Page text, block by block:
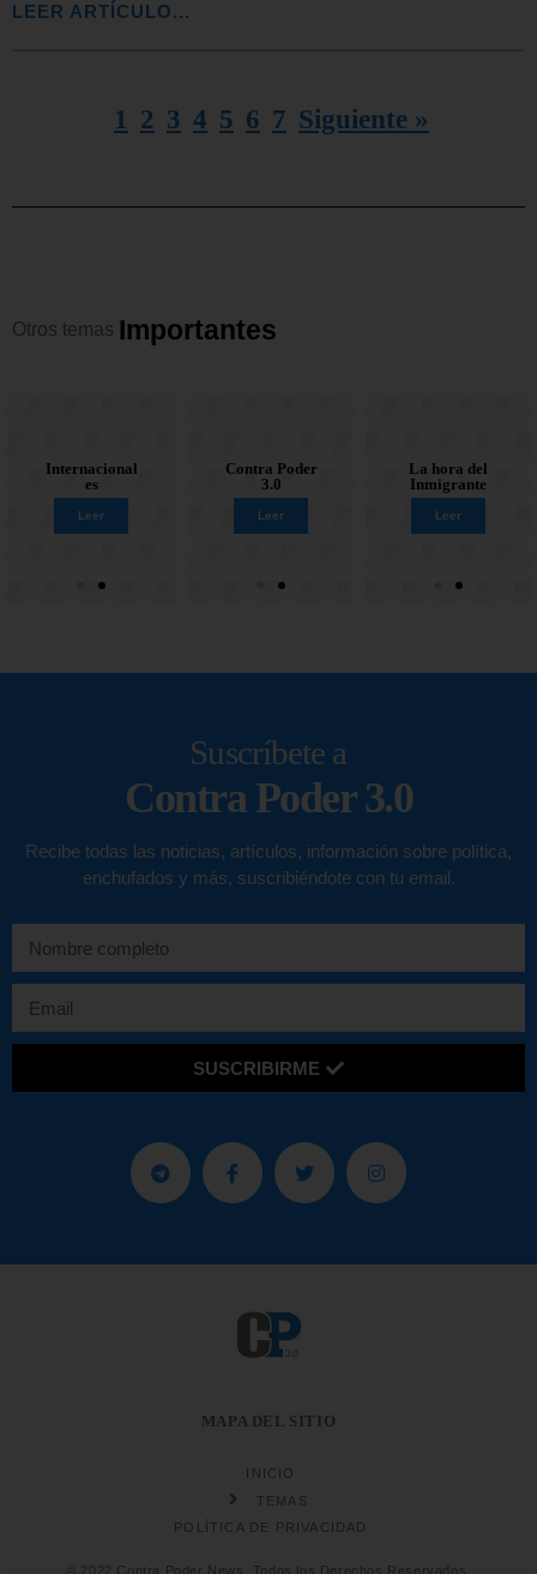
LEER ARTÍCULO...
1 2 3 4 5 6 7 Siguiente »
Otros temas Importantes
Nacionales
Internacional
es
Leer
Contra Poder
3.0
Leer
Opinión
Contra Poder
3.0
Leer
Corruptos en
la mira
La hora del
Inmigrante
Leer
Corruptos en
la mira
Leer
Suscríbete a
Contra Poder 3.0
Recibe todas las noticias, artículos, información sobre política,
enchufados y más, suscribiéndote con tu email.
SUSCRIBIRME
MAPA DEL SITIO
INICIO
TEMAS
POLÍTICA DE PRIVACIDAD
© 2022 Contra Poder News. Todos los Derechos Reservados.